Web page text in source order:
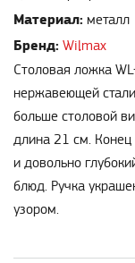
Материал: металл
Бренд: Wilmax
Столовая ложка
нержавеющей
больше столовой
длина 21 см. Конец
и довольно
блюд. Ручка
узором.